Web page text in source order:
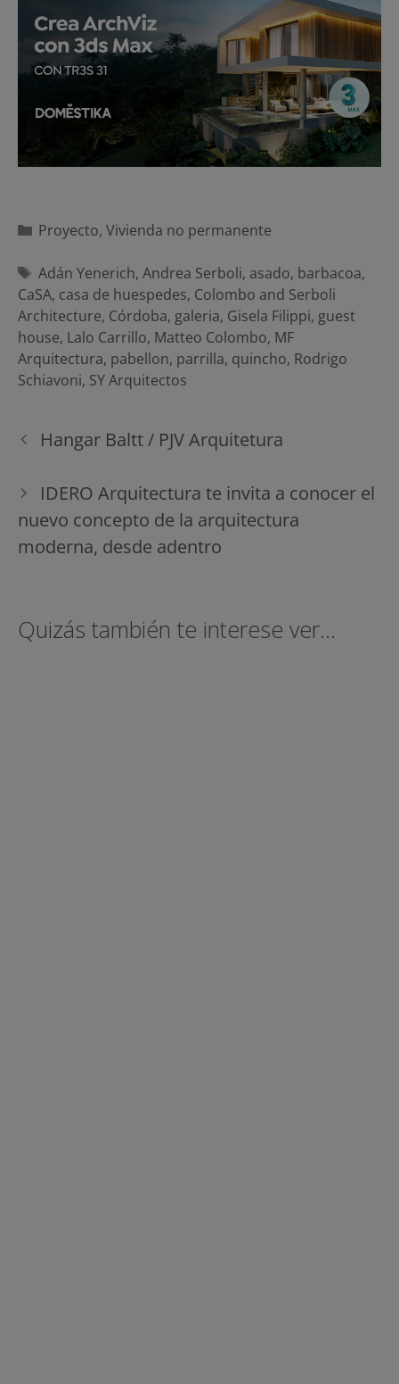
Categorías
Proyecto, Vivienda no permanente
Etiquetas
Adán Yenerich, Andrea Serboli, asado, barbacoa,
CaSA, casa de huespedes, Colombo and Serboli
Architecture, Córdoba, galeria, Gisela Filippi, guest
house, Lalo Carrillo, Matteo Colombo, MF
Arquitectura, pabellon, parrilla, quincho, Rodrigo
Schiavoni, SY Arquitectos
Navegación
Hangar Baltt / PJV Arquitetura
IDERO Arquitectura te invita a conocer el
nuevo concepto de la arquitectura
moderna, desde adentro
Quizás también te interese ver...